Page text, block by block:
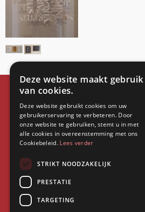
Manna Kunsthuis
Heilige-Geeststraat 3 8000
Tel:+32 50 31 26 01
Mail:
Deze website maakt gebruik
van cookies.
Deze website gebruikt cookies om uw
gebruikerservaring te verbeteren. Door
onze website te gebruiken, stemt u in met
alle cookies in overeenstemming met ons
Cookiebeleid. Lees verder
STRIKT NOODZAKELIJK
PRESTATIE
TARGETING